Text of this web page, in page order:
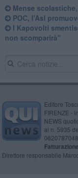
Mense
POC, l'Asl
I Kapovolti
non scomparirà"
Editore
FIRENZE -
NEWS
al n. 5935
0620787048
Direttore responsabile